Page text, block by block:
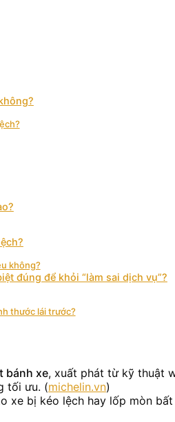
không?
đúng để khỏi “làm sai dịch vụ”?
thước lái trước?
bánh xe, xuất phát từ kỹ thuật
tối ưu. (michelin.vn)
xe bị kéo lệch hay lốp mòn